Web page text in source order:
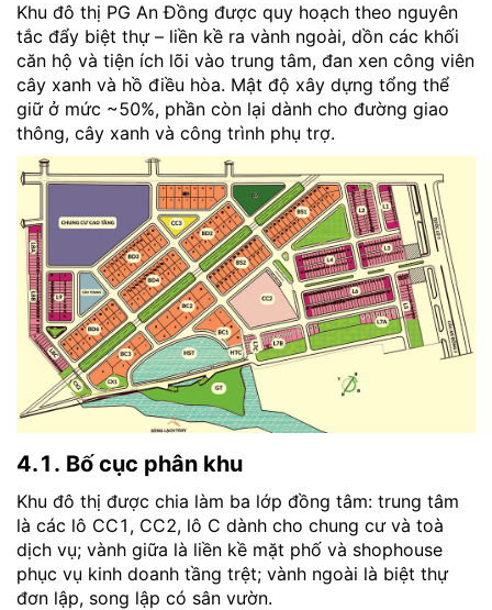
Khu đô thị PG An Đồng được quy hoạch theo nguyên
tắc đẩy biệt thự – liền kề ra vành ngoài, dồn các khối
căn hộ và tiện ích lõi vào trung tâm, đan xen công viên
cây xanh và hồ điều hòa. Mật độ xây dựng tổng thể
giữ ở mức ~50%, phần còn lại dành cho đường giao
thông, cây xanh và công trình phụ trợ.
4.1. Bố cục phân khu
Khu đô thị được chia làm ba lớp đồng tâm: trung tâm
là các lô CC1, CC2, lô C dành cho chung cư và toà
dịch vụ; vành giữa là liền kề mặt phố và shophouse
phục vụ kinh doanh tầng trệt; vành ngoài là biệt thự
đơn lập, song lập có sân vườn.